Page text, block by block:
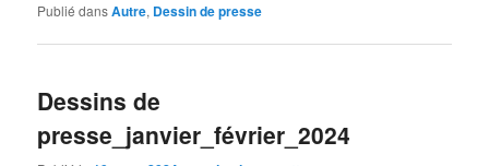
Publié dansAutre, Dessin de presse
Dessins de
presse_janvier_février_2024